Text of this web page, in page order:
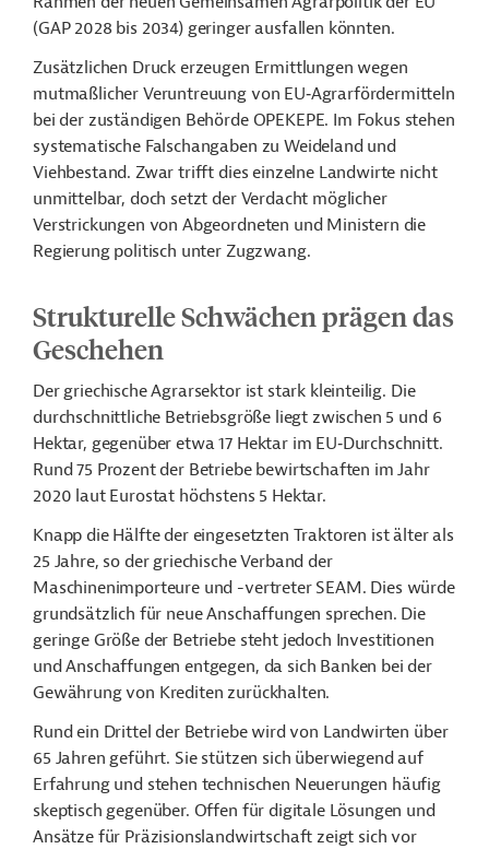
(GAP 2028 bis 2034) geringer ausfallen könnten.
Zusätzlichen Druck erzeugen Ermittlungen wegen
mutmaßlicher Veruntreuung von EU‑Agrarfördermitteln
bei der zuständigen Behörde OPEKEPE. Im Fokus stehen
systematische Falschangaben zu Weideland und
Viehbestand. Zwar trifft dies einzelne Landwirte nicht
unmittelbar, doch setzt der Verdacht möglicher
Verstrickungen von Abgeordneten und Ministern die
Regierung politisch unter Zugzwang.
Strukturelle Schwächen prägen das
Geschehen
Der griechische Agrarsektor ist stark kleinteilig. Die
durchschnittliche Betriebsgröße liegt zwischen 5 und 6
Hektar, gegenüber etwa 17 Hektar im EU‑Durchschnitt.
Rund 75 Prozent der Betriebe bewirtschaften im Jahr
2020 laut Eurostat höchstens 5 Hektar.
Knapp die Hälfte der eingesetzten Traktoren ist älter als
25 Jahre, so der griechische Verband der
Maschinenimporteure und -vertreter SEAM. Dies würde
grundsätzlich für neue Anschaffungen sprechen. Die
geringe Größe der Betriebe steht jedoch Investitionen
und Anschaffungen entgegen, da sich Banken bei der
Gewährung von Krediten zurückhalten.
Rund ein Drittel der Betriebe wird von Landwirten über
65 Jahren geführt. Sie stützen sich überwiegend auf
Erfahrung und stehen technischen Neuerungen häufig
skeptisch gegenüber. Offen für digitale Lösungen und
Ansätze für Präzisionslandwirtschaft zeigt sich vor